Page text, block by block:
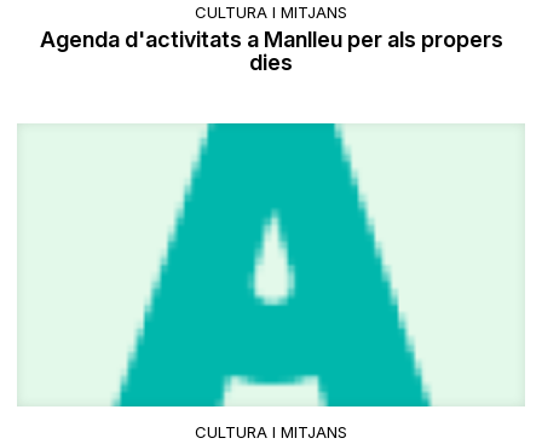
CULTURA I MITJANS
Agenda d'activitats a Manlleu per als propers
dies
CULTURA I MITJANS